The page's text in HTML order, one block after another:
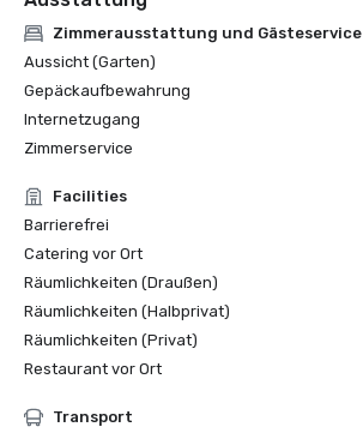
Zimmerausstattung und Gästeservice
Aussicht (Garten)
Gepäckaufbewahrung
Internetzugang
Zimmerservice
Facilities
Barrierefrei
Catering vor Ort
Räumlichkeiten (Draußen)
Räumlichkeiten (Halbprivat)
Räumlichkeiten (Privat)
Restaurant vor Ort
Transport